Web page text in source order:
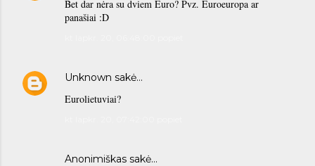
Bet dar nėra su dviem Euro? Pvz. Euroeuropa ar
panašiai :D
Unknown sakė…
Eurolietuviai?
Anonimiškas sakė…